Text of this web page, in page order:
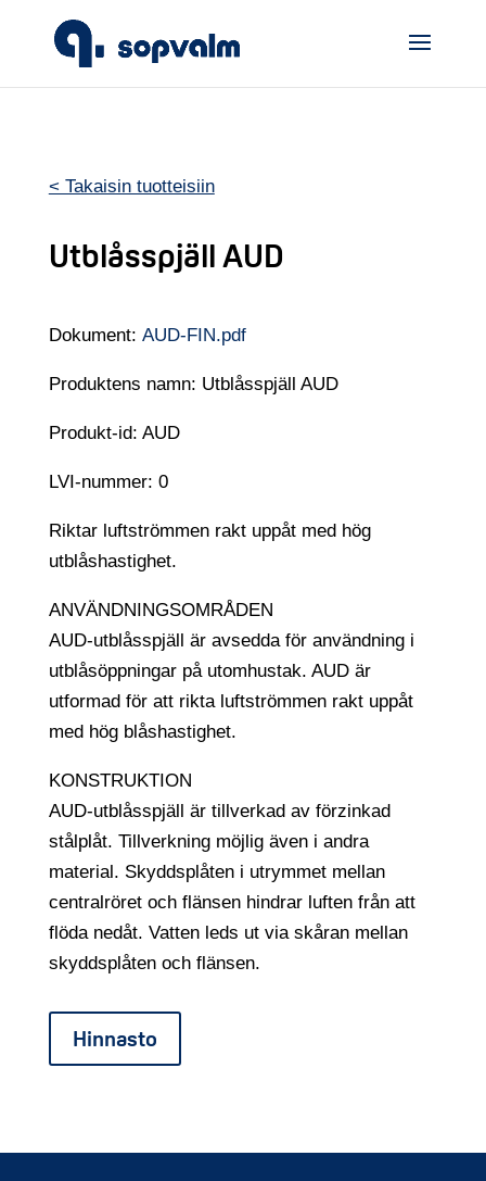
< Takaisin tuotteisiin
Utblåsspjäll AUD
Dokument: AUD-FIN.pdf
Produktens namn: Utblåsspjäll AUD
Produkt-id: AUD
LVI-nummer: 0
Riktar luftströmmen rakt uppåt med hög
utblåshastighet.
ANVÄNDNINGSOMRÅDEN
AUD-utblåsspjäll är avsedda för användning i
utblåsöppningar på utomhustak. AUD är
utformad för att rikta luftströmmen rakt uppåt
med hög blåshastighet.
KONSTRUKTION
AUD-utblåsspjäll är tillverkad av förzinkad
stålplåt. Tillverkning möjlig även i andra
material. Skyddsplåten i utrymmet mellan
centralröret och flänsen hindrar luften från att
flöda nedåt. Vatten leds ut via skåran mellan
skyddsplåten och flänsen.
Hinnasto